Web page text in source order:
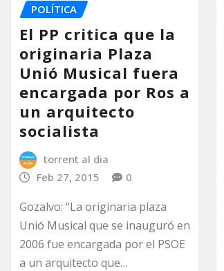
POLÍTICA
El PP critica que la
originaria Plaza
Unió Musical fuera
encargada por Ros a
un arquitecto
socialista
torrent al dia
Feb 27, 2015
0
Gozalvo: “La originaria plaza
Unió Musical que se inauguró en
2006 fue encargada por el PSOE
a un arquitecto que…